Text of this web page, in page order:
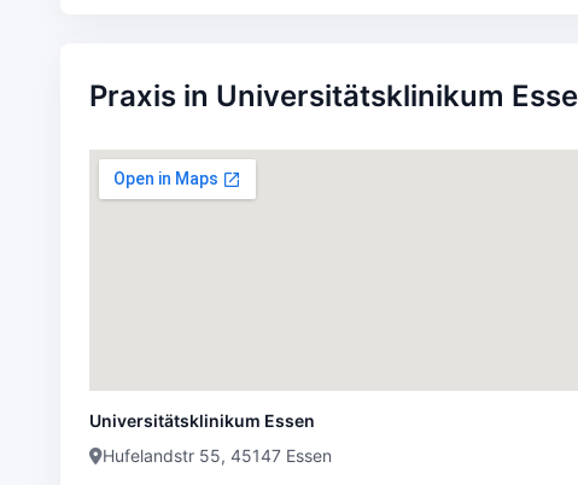
Praxis in Universitätsklinikum
Universitätsklinikum Essen
Hufelandstr 55, 45147 Essen